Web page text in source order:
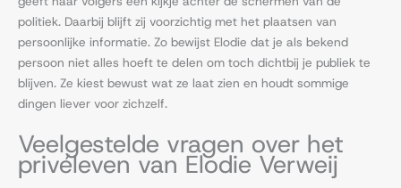
politiek. Daarbij blijft zij voorzichtig met het plaatsen van
persoonlijke informatie. Zo bewijst Elodie dat je als bekend
persoon niet alles hoeft te delen om toch dichtbij je publiek te
blijven. Ze kiest bewust wat ze laat zien en houdt sommige
dingen liever voor zichzelf.
Veelgestelde vragen over het
privéleven van Elodie Verweij